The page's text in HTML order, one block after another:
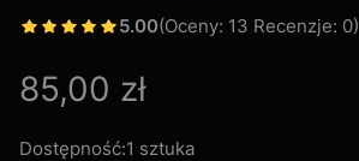
5.00(Oceny: 13 Recenzje: 0)
Cena
85,00 zł
Dostępność:1 sztuka